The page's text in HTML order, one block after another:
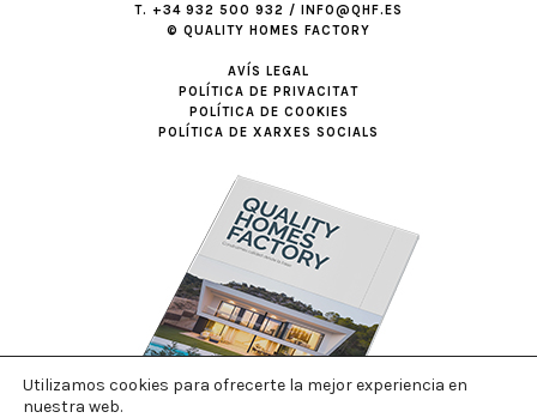
T. +34 932 500 932 / INFO@QHF.ES
© QUALITY HOMES FACTORY
AVÍS LEGAL
POLÍTICA DE PRIVACITAT
POLÍTICA DE COOKIES
POLÍTICA DE XARXES SOCIALS
Utilizamos cookies para ofrecerte la mejor experiencia en
nuestra web.